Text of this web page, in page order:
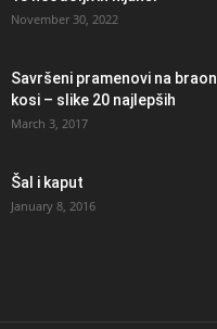
November 30, 2022
Savršeni pramenovi na braon
kosi – slike 20 najlepših
March 3, 2017
Šal i kaput
January 8, 2016